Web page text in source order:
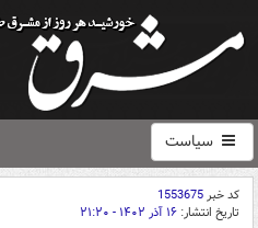
سیاست
کد خبر1553675
تاریخ انتشار: ۱۶ آذر ۱۴۰۲ - ۲۱:۲۰